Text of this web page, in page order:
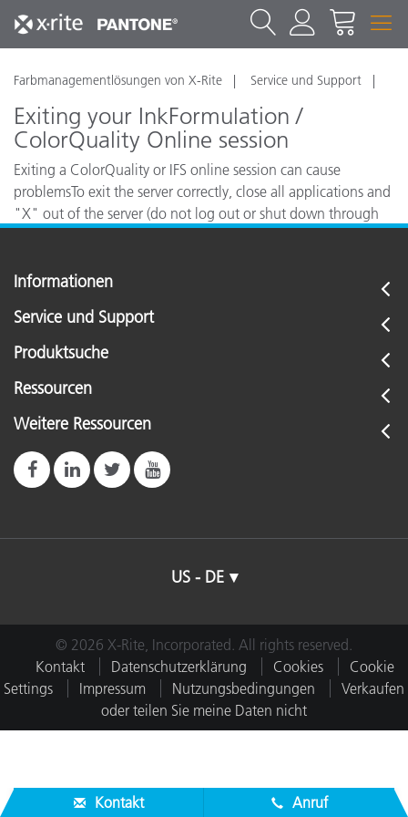
Farbmanagementlösungen von X-Rite Service und Support
Exiting your InkFormulation /
ColorQuality Online session
Exiting a ColorQuality or IFS online session can cause
problemsTo exit the server correctly, close all applications and
"X" out of the server (do not log out or shut down through
Informationen
Service und Support
Produktsuche
Ressourcen
Weitere Ressourcen
US - DE
© 2026 X-Rite, Incorporated. All rights reserved.
Kontakt
Datenschutzerklärung Cookies
Cookie
Settings
Impressum Nutzungsbedingungen
Verkaufen
oder teilen Sie meine Daten nicht
Kontakt Anruf